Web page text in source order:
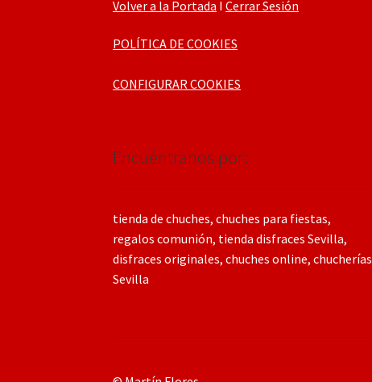
Volver a la Portada ICerrar Sesión
POLÍTICA DE COOKIES
CONFIGURAR COOKIES
Encuéntranos por:
tienda de chuches, chuches para fiestas,
regalos comunión, tienda disfraces Sevilla,
disfraces originales, chuches online, chucherías
Sevilla